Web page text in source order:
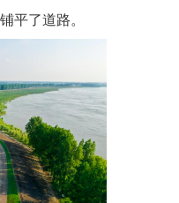
平了道路。